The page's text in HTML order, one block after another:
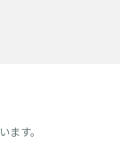
ます。